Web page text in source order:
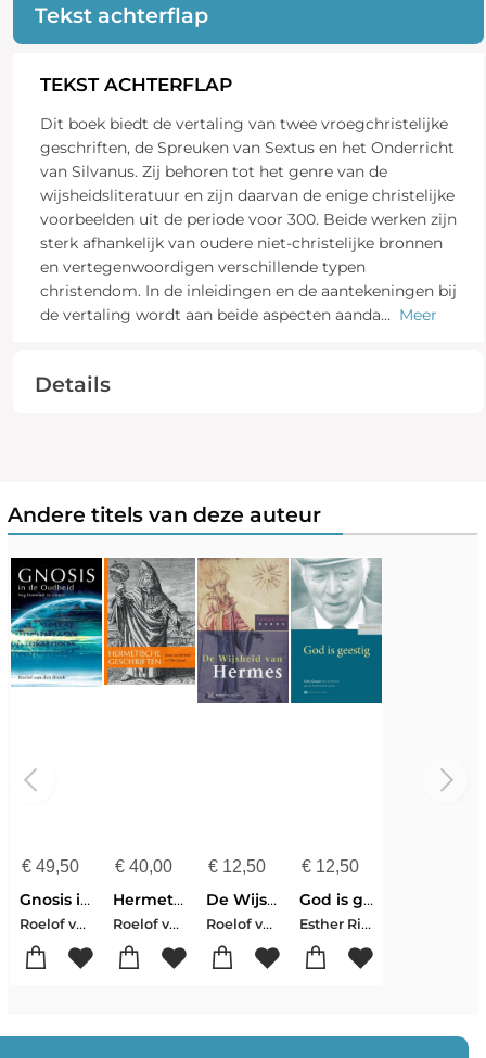
Tekst achterflap
TEKST ACHTERFLAP
Dit boek biedt de vertaling van twee vroegchristelijke
geschriften, de Spreuken van Sextus en het Onderricht
van Silvanus. Zij behoren tot het genre van de
wijsheidsliteratuur en zijn daarvan de enige christelijke
voorbeelden uit de periode voor 300. Beide werken zijn
sterk afhankelijk van oudere niet-christelijke bronnen
en vertegenwoordigen verschillende typen
christendom. In de inleidingen en de aantekeningen bij
de vertaling wordt aan beide aspecten aanda... Meer
Details
Andere titels van deze auteur
€49,50
Gnosis in de Oudheid
Roelof van den Broek
€40,00
Hermetische geschriften
Roelof van den Broek-Gilles Quispel
€ 12,50
De Wijsheid van Hermes
Roelof van den Broek-Joost R. Ritman-Jean-PierreMahé-Cis van Heertum
€ 12,50
God is geestig
Esther Ritman-Roelof van den Broek-Annine van der Meer-Boudewijn Koole-Jacob Slavenburg-Reinout Quispel